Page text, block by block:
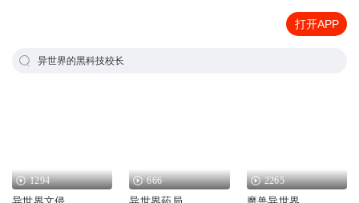
打开APP
异世界的黑科技校长
1294 666 2265